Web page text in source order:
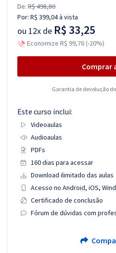
De: R$ 498,80
Por: R$ 399,04à vista
ou 12x de R$ 33,25
Economize R$ 99,76 (-20%)
Comprar
Garantia de devolução
Este curso inclui:
Videoaulas
Audioaulas
PDFs
160 dias para acessar
Download ilimitado das aulas
Acesso no Android, iOS,
Certificado de conclusão
Fórum de dúvidas com